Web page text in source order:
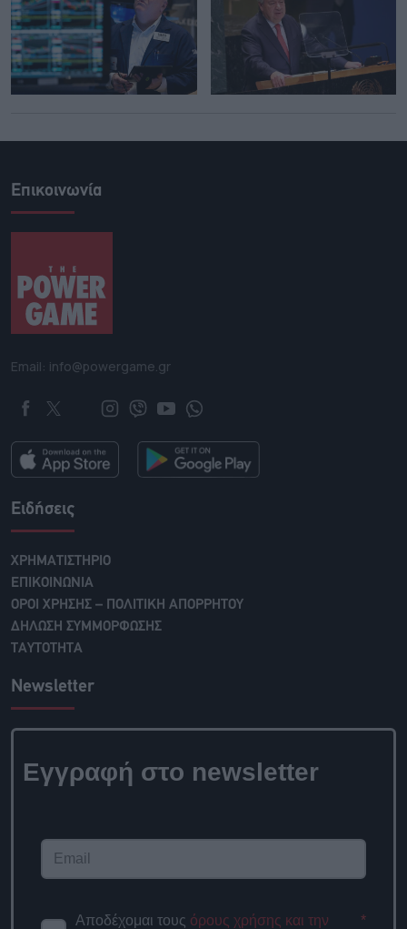
Επικοινωνία
Email: info@powergame.gr
Ειδήσεις
ΧΡΗΜΑΤΙΣΤΗΡΙΟ
ΕΠΙΚΟΙΝΩΝΙΑ
ΟΡΟΙ ΧΡΗΣΗΣ – ΠΟΛΙΤΙΚΗ ΑΠΟΡΡΗΤΟΥ
ΔΗΛΩΣΗ ΣΥΜΜΟΡΦΩΣΗΣ
ΤΑΥΤΟΤΗΤΑ
Newsletter
Εγγραφή στο